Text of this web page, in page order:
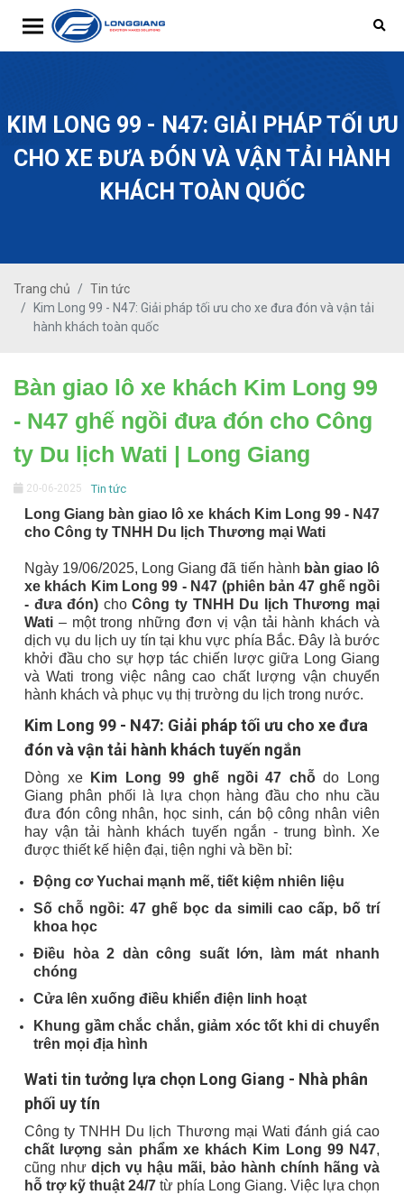
Toggle navigation
KIM LONG 99 - N47: GIẢI PHÁP TỐI ƯU
CHO XE ĐƯA ĐÓN VÀ VẬN TẢI HÀNH
KHÁCH TOÀN QUỐC
Trang chủ
Tin tức
Kim Long 99 - N47: Giải pháp tối ưu cho xe đưa đón và vận tải
hành khách toàn quốc
Bàn giao lô xe khách Kim Long 99
- N47 ghế ngồi đưa đón cho Công
ty Du lịch Wati | Long Giang
20-06-2025 Tin tức
Long Giang bàn giao lô xe khách Kim Long 99 - N47
cho Công ty TNHH Du lịch Thương mại Wati
Ngày 19/06/2025, Long Giang đã tiến hành bàn giao lô
xe khách Kim Long 99 - N47 (phiên bản 47 ghế ngồi
- đưa đón) choCông ty TNHH Du lịch Thương mại
Wati – một trong những đơn vị vận tải hành khách và
dịch vụ du lịch uy tín tại khu vực phía Bắc. Đây là bước
khởi đầu cho sự hợp tác chiến lược giữa Long Giang
và Wati trong việc nâng cao chất lượng vận chuyển
hành khách và phục vụ thị trường du lịch trong nước.
Kim Long 99 - N47: Giải pháp tối ưu cho xe đưa
đón và vận tải hành khách tuyến ngắn
Dòng xe Kim Long 99 ghế ngồi 47 chỗdo Long
Giang phân phối là lựa chọn hàng đầu cho nhu cầu
đưa đón công nhân, học sinh, cán bộ công nhân viên
hay vận tải hành khách tuyến ngắn - trung bình. Xe
được thiết kế hiện đại, tiện nghi và bền bỉ:
Động cơ Yuchai mạnh mẽ, tiết kiệm nhiên liệu
Số chỗ ngồi: 47 ghế bọc da simili cao cấp, bố trí
khoa học
Điều hòa 2 dàn công suất lớn, làm mát nhanh
chóng
Cửa lên xuống điều khiển điện linh hoạt
Khung gầm chắc chắn, giảm xóc tốt khi di chuyển
trên mọi địa hình
Wati tin tưởng lựa chọn Long Giang - Nhà phân
phối uy tín
Công ty TNHH Du lịch Thương mại Wati đánh giá cao
chất lượng sản phẩm xe khách Kim Long 99 N47,
cũng như dịch vụ hậu mãi, bảo hành chính hãng và
hỗ trợ kỹ thuật 24/7 từ phía Long Giang. Việc lựa chọn